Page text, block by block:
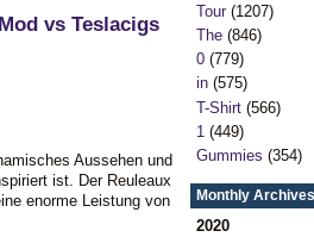
vs Teslacigs
Aussehen und
ist. Der Reuleaux
enorme Leistung von
Tour(1207)
The(846)
0(779)
in(575)
T-Shirt(566)
1 (449)
Gummies (354)
Monthly Archives
2020